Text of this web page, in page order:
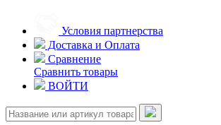
content
Условия партнерства
Доставка и Оплата
Сравнение
Сравнить товары
ВОЙТИ